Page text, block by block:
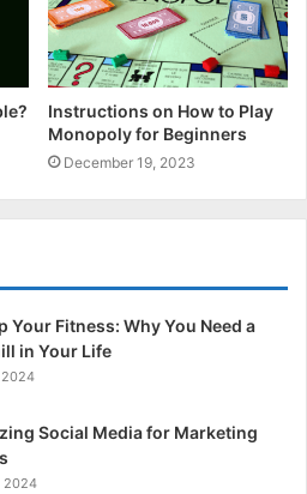
Instructions on How to Play
Monopoly for Beginners
December 19, 2023
Your Fitness: Why You Need a
in Your Life
2024
Social Media for Marketing
2024